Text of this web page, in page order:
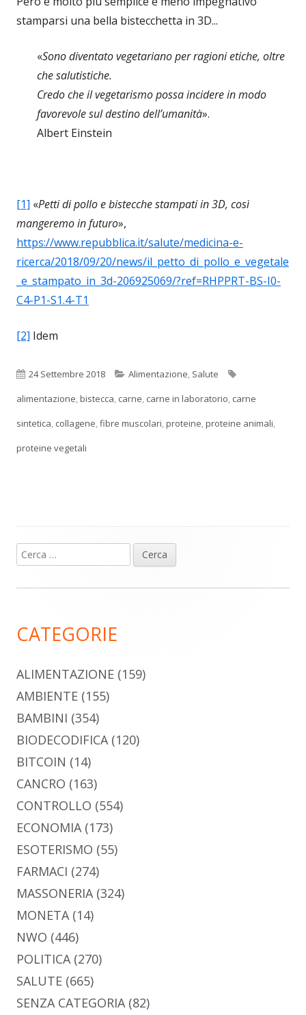
stamparsi una bella bistecchetta in 3D...
«Sono diventato vegetariano per ragioni etiche, oltre
che salutistiche.
Credo che il vegetarismo possa incidere in modo
favorevole sul destino dell’umanità».
Albert Einstein
[1] «Petti di pollo e bistecche stampati in 3D, così
mangeremo in futuro»,
https://www.repubblica.it/salute/medicina-e-
ricerca/2018/09/20/news/il_petto_di_pollo_e_vegetale
_e_stampato_in_3d-206925069/?ref=RHPPRT-BS-I0-
C4-P1-S1.4-T1
[2] Idem
Pubblicato
24 Settembre 2018 Categorie
Alimentazione, Salute
alimentazione,bistecca, carne, carne in laboratorio, carne
sintetica, collagene,fibre muscolari,proteine,proteine animali,
proteine vegetali
Barra
laterale
Ricerca
per:
CATEGORIE
ALIMENTAZIONE (159)
AMBIENTE (155)
BAMBINI (354)
BIODECODIFICA (120)
BITCOIN (14)
CANCRO (163)
CONTROLLO (554)
ECONOMIA (173)
ESOTERISMO (55)
FARMACI (274)
MASSONERIA (324)
MONETA (14)
NWO (446)
POLITICA (270)
SALUTE (665)
SENZA CATEGORIA (82)